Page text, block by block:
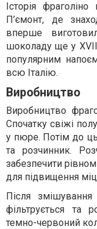
Історія фраголіно
П’ємонт, де
вперше
шоколаду ще у XVIII
популярним
всю Італію.
Виробництво
Виробництво
Спочатку свіжі
у пюре. Потім до
та розчинник.
забезпечити
для підвищення
Після змішування
фільтрується та
темно-червоний